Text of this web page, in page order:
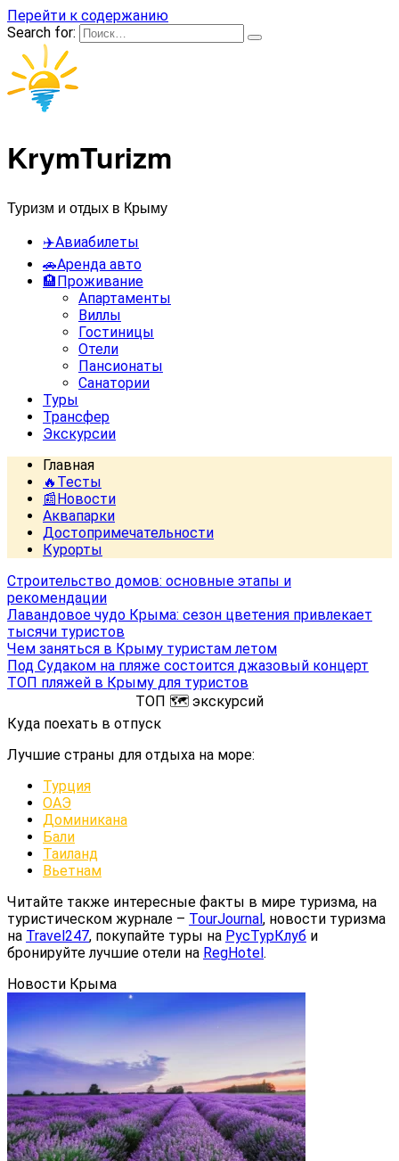
Перейти к содержанию
Search for:
KrymTurizm
Туризм и отдых в Крыму
✈️Авиабилеты
🚗Аренда авто
🏨Проживание
Апартаменты
Виллы
Гостиницы
Отели
Пансионаты
Санатории
Туры
Трансфер
Экскурсии
Главная
🔥Тесты
📰Новости
Аквапарки
Достопримечательности
Курорты
Строительство домов: основные этапы и
рекомендации
Лавандовое чудо Крыма: сезон цветения привлекает
тысячи туристов
Чем заняться в Крыму туристам летом
Под Судаком на пляже состоится джазовый концерт
ТОП пляжей в Крыму для туристов
ТОП 🗺️ экскурсий
Куда поехать в отпуск
Лучшие страны для отдыха на море:
Турция
ОАЭ
Доминикана
Бали
Таиланд
Вьетнам
Читайте также интересные факты в мире туризма, на
туристическом журнале – TourJournal, новости туризма
на Travel247, покупайте туры на РусТурКлуб и
бронируйте лучшие отели на RegHotel.
Новости Крыма